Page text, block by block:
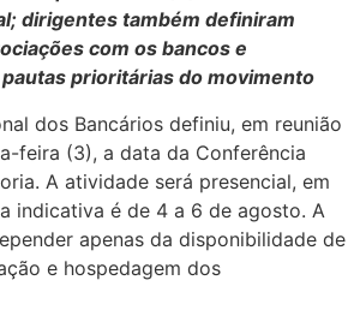
dirigentes também definiram
com os bancos e
prioritárias do movimento
dos Bancários definiu, em reunião
feira (3), a data da Conferência
A atividade será presencial, em
indicativa é de 4 a 6 de agosto. A
apenas da disponibilidade de
e hospedagem dos